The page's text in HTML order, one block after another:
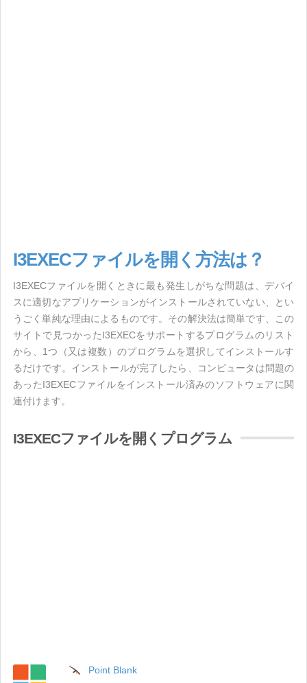
I3EXECファイルを開く方法は？
I3EXECファイルを開くときに最も発生しがちな問題は、デバイ
スに適切なアプリケーションがインストールされていない、とい
うごく単純な理由によるものです。その解決法は簡単です、この
サイトで見つかったI3EXECをサポートするプログラムのリスト
から、1つ（又は複数）のプログラムを選択してインストールす
るだけです。インストールが完了したら、コンピュータは問題の
あったI3EXECファイルをインストール済みのソフトウェアに関
連付けます。
I3EXECファイルを開くプログラム
Point Blank